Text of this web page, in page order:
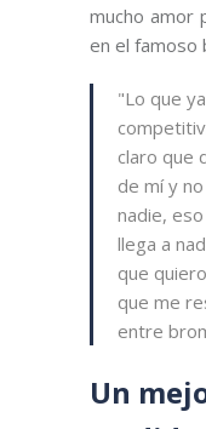
mucho amor
en el famoso
"Lo que
claro que
de mí y
nadie,
llega a
que
que me
entre
Un